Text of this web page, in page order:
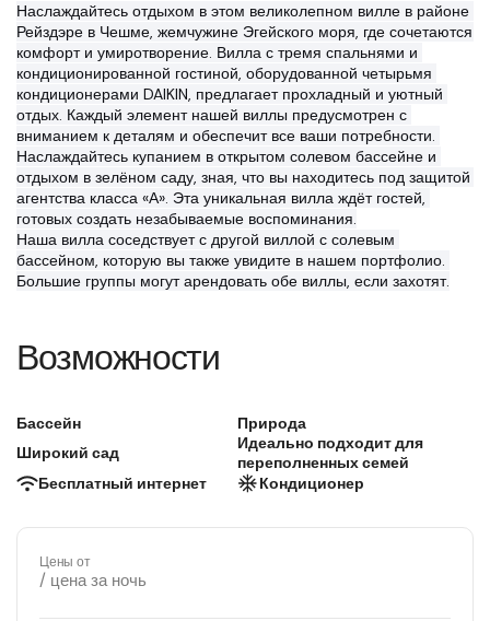
Наслаждайтесь отдыхом в этом великолепном вилле в районе
Рейздэре в Чешме, жемчужине Эгейского моря, где сочетаются
комфорт и умиротворение. Вилла с тремя спальнями и
кондиционированной гостиной, оборудованной четырьмя
кондиционерами DAIKIN, предлагает прохладный и уютный
отдых. Каждый элемент нашей виллы предусмотрен с
вниманием к деталям и обеспечит все ваши потребности.
Наслаждайтесь купанием в открытом солевом бассейне и
отдыхом в зелёном саду, зная, что вы находитесь под защитой
агентства класса «А». Эта уникальная вилла ждёт гостей,
готовых создать незабываемые воспоминания.
Наша вилла соседствует с другой виллой с солевым
бассейном, которую вы также увидите в нашем портфолио.
Большие группы могут арендовать обе виллы, если захотят.
Возможности
Бассейн
Природа
Широкий сад
Идеально подходит для
переполненных семей
Бесплатный интернет
Кондиционер
Цены от
/ цена за ночь